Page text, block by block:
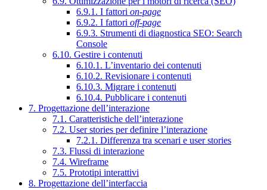
6.9.1. I fattori on-page
6.9.2. I fattori off-page
6.9.3. Strumenti di diagnostica SEO: Search
Console
6.10. Gestire i contenuti
6.10.1. L’inventario dei contenuti
6.10.2. Revisionare i contenuti
6.10.3. Migrare i contenuti
6.10.4. Pubblicare i contenuti
7. Progettazione dell’interazione
7.1. Caratteristiche dell’interazione
7.2. User stories per definire l’interazione
7.2.1. Differenza tra scenari e user stories
7.3. Flussi di interazione
7.4. Wireframe
7.5. Prototipi interattivi
8. Progettazione dell’interfaccia